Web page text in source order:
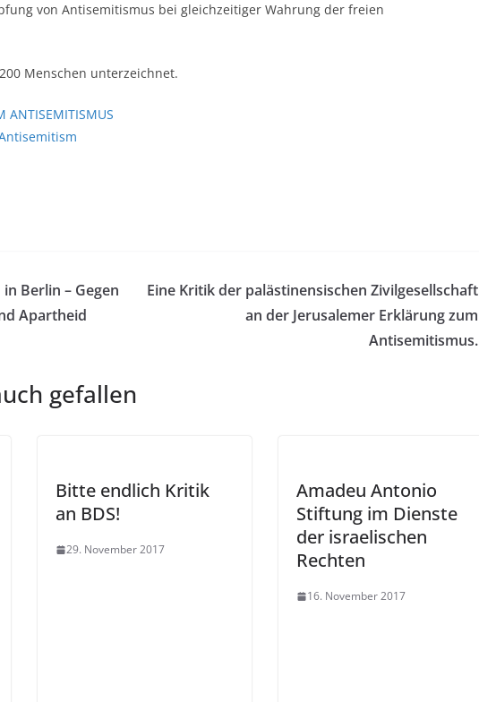
von Antisemitismus bei gleichzeitiger Wahrung der freien
Menschen unterzeichnet.
ANTISEMITISMUS
Berlin – Gegen
Apartheid
Eine Kritik der palästinensischen Zivilgesellschaft
an der Jerusalemer Erklärung zum
Antisemitismus.
gefallen
Bitte endlich Kritik
an BDS!
29. November 2017
Amadeu Antonio
Stiftung im Dienste
der israelischen
Rechten
16. November 2017